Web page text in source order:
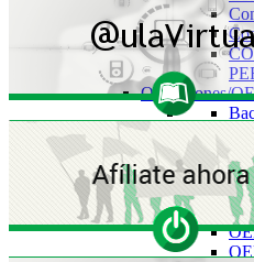
Oposiciones/